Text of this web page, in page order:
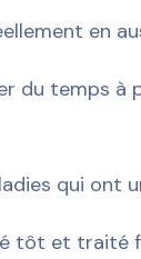
en
du temps
qui ont
tôt et traité